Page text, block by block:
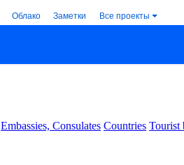
Облако Заметки Все проекты
Embassies, Consulates Countries Tourist